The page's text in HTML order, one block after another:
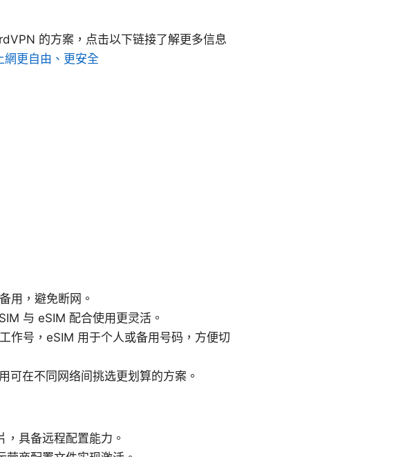
的方案，点击以下链接了解更多信息
網更自由、更安全
用，避免断网。
与 eSIM 配合使用更灵活。
作号，eSIM 用于个人或备用号码，方便切
可在不同网络间挑选更划算的方案。
具备远程配置能力。